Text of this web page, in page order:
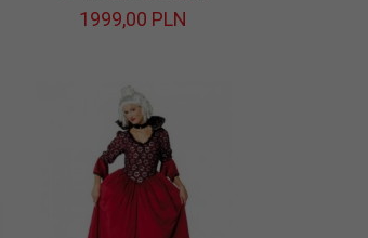
1999,00 PLN